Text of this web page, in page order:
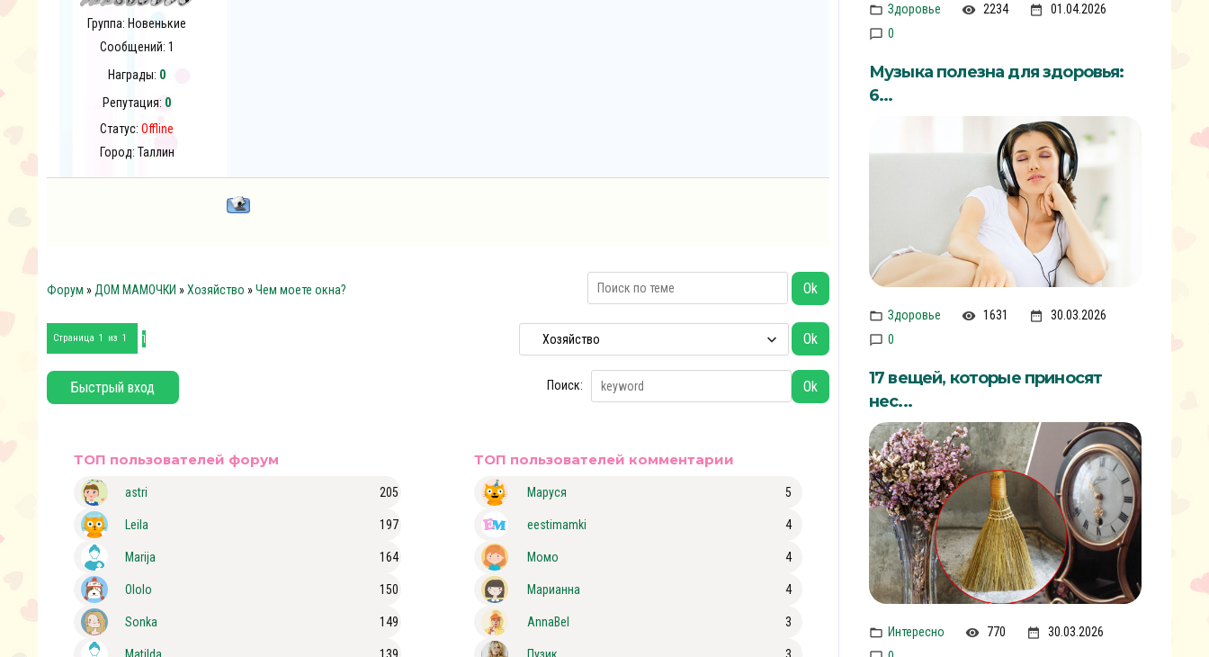
Группа: Новенькие
Сообщений: 1
Награды: 0
Репутация: 0
Статус: Offline
Город: Таллин
Форум » ДОМ МАМОЧКИ »Хозяйство »Чем моете окна?
Страница 1 из 1 1
Поиск:
ТОП пользователей форум
astri 205
Leila 197
Marija 164
Ololo 150
Sonka 149
ТОП пользователей комментарии
Маруся 5
eestimamki 4
Момо 4
Марианна 4
AnnaBel 3
Здоровье 2234
01.04.2026
0
Музыка полезна для здоровья:
6...
Здоровье 1631
30.03.2026
0
17 вещей, которые приносят
нес...
Интересно 770
30.03.2026